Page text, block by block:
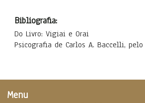
Bibliografia:
Do Livro: Vigiai e Orai
Psicografia de Carlos A. Baccelli,
Menu